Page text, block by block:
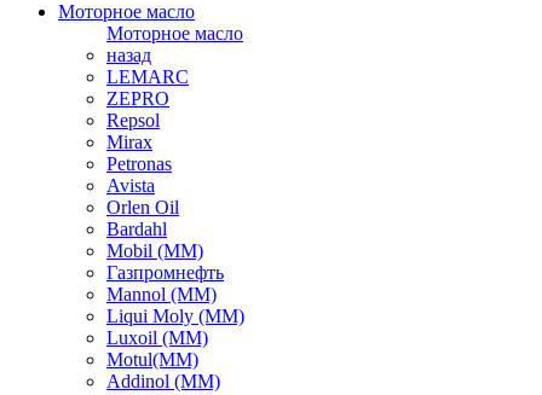
Моторное масло
Моторное масло
назад
LEMARC
ZEPRO
Repsol
Mirax
Petronas
Avista
Orlen Oil
Bardahl
Mobil (ММ)
Газпромнефть
Mannol (ММ)
Liqui Moly (ММ)
Luxoil (ММ)
Motul(ММ)
Addinol (ММ)